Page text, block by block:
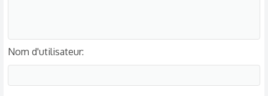
Nom d'utilisateur